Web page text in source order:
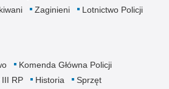
Zaginieni
Lotnictwo Policji
Komenda Główna Policji
III RP Historia
Sprzęt